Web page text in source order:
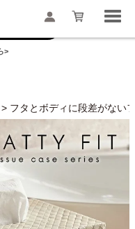
おすすめ！
>
フタとボディに段差がない